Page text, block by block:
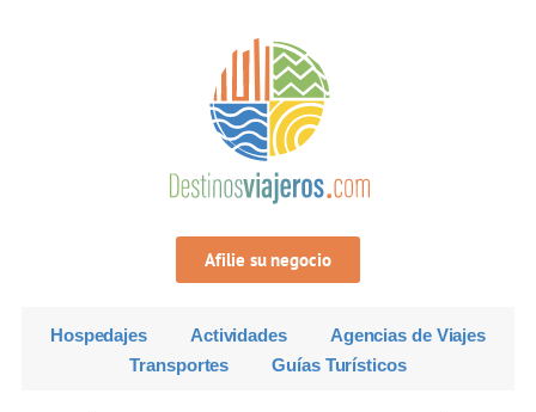
Afilie su negocio
Hospedajes Actividades
Agencias de Viajes
Transportes
Guías Turísticos